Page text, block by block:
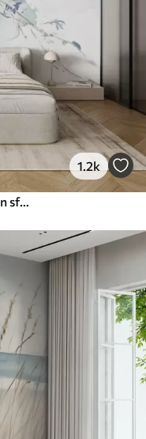
1.2k
Delicati rami floreali blu e bianchi con sfondo acquerello morbido e sfocato